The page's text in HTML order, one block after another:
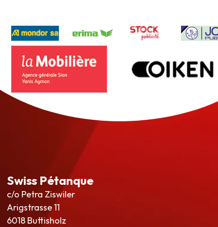
Swiss Pétanque
c/o Petra Ziswiler
Arigstrasse 11
6018 Buttisholz